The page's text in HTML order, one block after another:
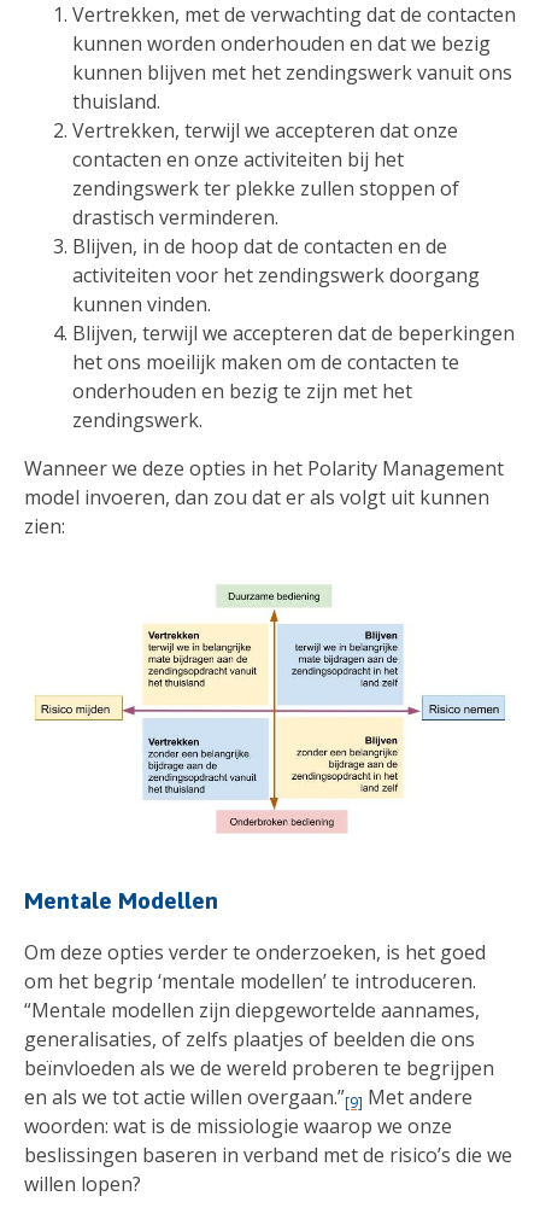
Vertrekken, met de verwachting dat de contacten
kunnen worden onderhouden en dat we bezig
kunnen blijven met het zendingswerk vanuit ons
thuisland.
Vertrekken, terwijl we accepteren dat onze
contacten en onze activiteiten bij het
zendingswerk ter plekke zullen stoppen of
drastisch verminderen.
Blijven, in de hoop dat de contacten en de
activiteiten voor het zendingswerk doorgang
kunnen vinden.
Blijven, terwijl we accepteren dat de beperkingen
het ons moeilijk maken om de contacten te
onderhouden en bezig te zijn met het
zendingswerk.
Wanneer we deze opties in het Polarity Management
model invoeren, dan zou dat er als volgt uit kunnen
zien:
Mentale Modellen
Om deze opties verder te onderzoeken, is het goed
om het begrip ‘mentale modellen’ te introduceren.
“Mentale modellen zijn diepgewortelde aannames,
generalisaties, of zelfs plaatjes of beelden die ons
beïnvloeden als we de wereld proberen te begrijpen
en als we tot actie willen overgaan.”[9] Met andere
woorden: wat is de missiologie waarop we onze
beslissingen baseren in verband met de risico’s die we
willen lopen?